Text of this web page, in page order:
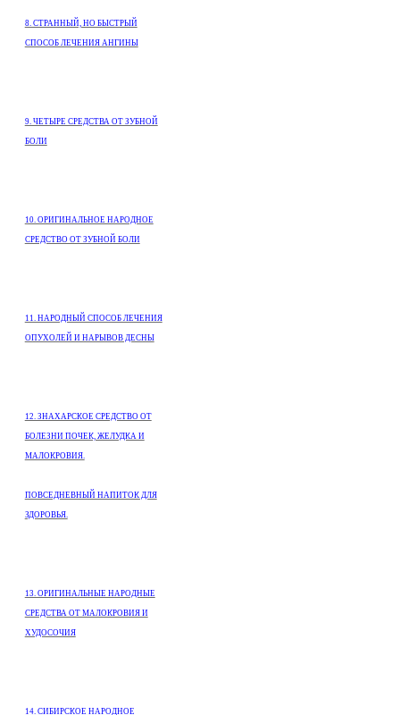
8. СТРАННЫЙ, НО БЫСТРЫЙ
СПОСОБ ЛЕЧЕНИЯ АНГИНЫ
9. ЧЕТЫРЕ СРЕДСТВА ОТ ЗУБНОЙ
БОЛИ
10. ОРИГИНАЛЬНОЕ НАРОДНОЕ
СРЕДСТВО ОТ ЗУБНОЙ БОЛИ
11. НАРОДНЫЙ СПОСОБ ЛЕЧЕНИЯ
ОПУХОЛЕЙ И НАРЫВОВ ДЕСНЫ
12. ЗНАХАРСКОЕ СРЕДСТВО ОТ
БОЛЕЗНИ ПОЧЕК, ЖЕЛУДКА И
МАЛОКРОВИЯ.
ПОВСЕДНЕВНЫЙ НАПИТОК ДЛЯ
ЗДОРОВЬЯ.
13. ОРИГИНАЛЬНЫЕ НАРОДНЫЕ
СРЕДСТВА ОТ МАЛОКРОВИЯ И
ХУДОСОЧИЯ
14. СИБИРСКОЕ НАРОДНОЕ